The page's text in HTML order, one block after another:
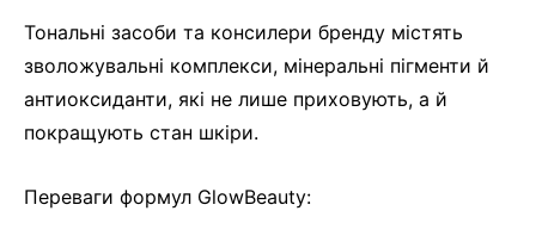
Тональні засоби та консилери бренду містять
зволожувальні комплекси, мінеральні пігменти й
антиоксиданти, які не лише приховують, а й
покращують стан шкіри.
Переваги формул GlowBeauty: